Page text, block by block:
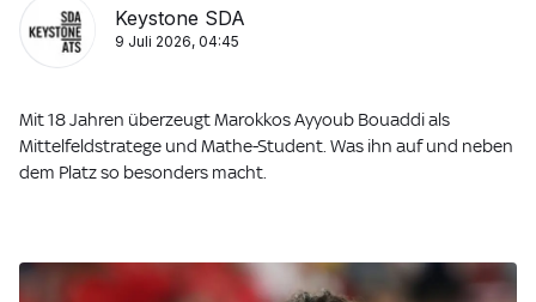
Keystone SDA
9 Juli 2026, 04:45
Mit 18 Jahren überzeugt Marokkos Ayyoub Bouaddi als
Mittelfeldstratege und Mathe-Student. Was ihn auf und neben
dem Platz so besonders macht.